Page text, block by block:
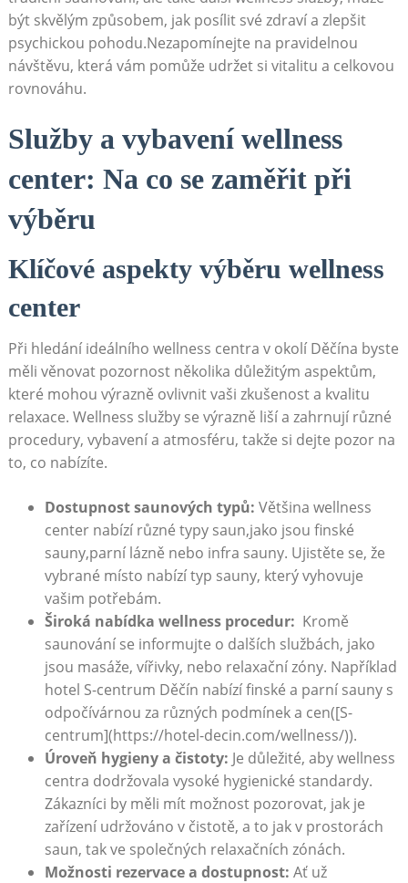
být skvělým způsobem, ⁣jak posílit své zdraví a zlepšit
psychickou pohodu.Nezapomínejte na pravidelnou
návštěvu,‍ která vám pomůže⁢ udržet ‌si vitalitu ⁣a celkovou
⁣rovnováhu.
Služby​ a⁢ vybavení wellness
center: Na co se zaměřit při
výběru
Klíčové aspekty výběru ‍wellness ​
center
Při hledání ideálního‍ wellness centra v okolí Děčína ⁢byste
měli věnovat pozornost ⁤několika⁣ důležitým aspektům,⁣
které mohou ‌výrazně ovlivnit⁤ vaši zkušenost a kvalitu
relaxace.‌ Wellness služby se ⁣výrazně liší⁤ a zahrnují různé
procedury, vybavení a atmosféru, ‍takže si ⁣dejte pozor na
to,‌ co nabízíte.
Dostupnost saunových typů: Většina⁣ wellness
center nabízí ​různé typy saun,jako ‍jsou finské‍
sauny,parní lázně‍ nebo infra sauny. Ujistěte se, že
‍vybrané místo‍ nabízí typ sauny, který vyhovuje
vašim⁢ potřebám.
Široká ‍nabídka​ wellness procedur: ‍ Kromě
saunování ​se⁤ informujte o⁢ dalších službách, ​jako ​
jsou‌ masáže, vířivky,⁢ nebo relaxační zóny. Například
hotel S-centrum Děčín ‌nabízí finské a parní ​sauny​ s
⁣odpočívárnou za různých podmínek a cen([S-
centrum](https://hotel-decin.com/wellness/)).
Úroveň ⁣hygieny a čistoty: Je důležité, aby wellness​
centra ⁢dodržovala⁣ vysoké hygienické standardy.
Zákazníci by ​měli mít‍ možnost pozorovat, jak je
zařízení udržováno v ⁢čistotě, a to jak v prostorách
‍saun, tak ⁢ve společných relaxačních zónách.
Možnosti​ rezervace ‍a ​dostupnost: Ať ​už